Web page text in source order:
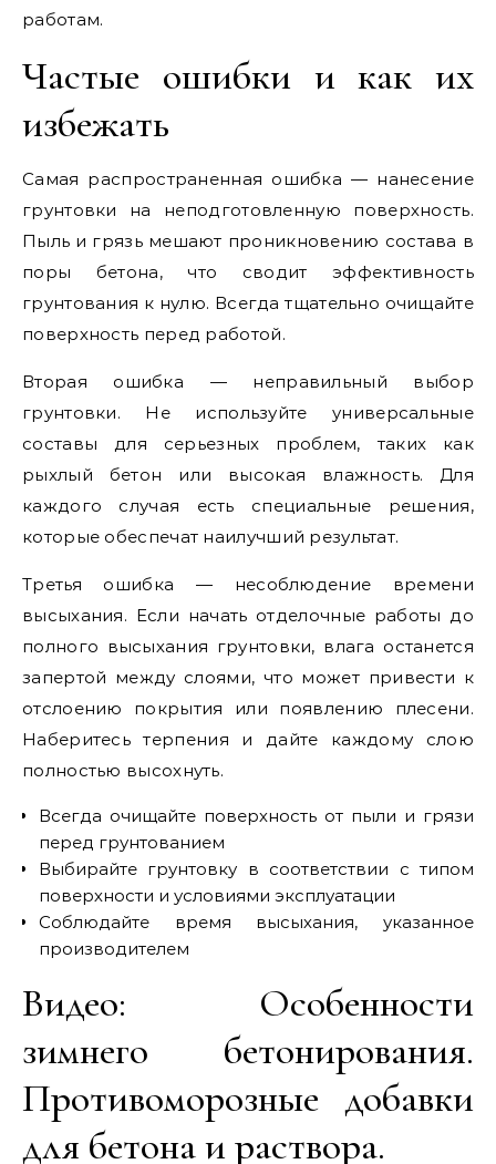
работам.
Частые ошибки и как их
избежать
Самая распространенная ошибка — нанесение
грунтовки на неподготовленную поверхность.
Пыль и грязь мешают проникновению состава в
поры бетона, что сводит эффективность
грунтования к нулю. Всегда тщательно очищайте
поверхность перед работой.
Вторая ошибка — неправильный выбор
грунтовки. Не используйте универсальные
составы для серьезных проблем, таких как
рыхлый бетон или высокая влажность. Для
каждого случая есть специальные решения,
которые обеспечат наилучший результат.
Третья ошибка — несоблюдение времени
высыхания. Если начать отделочные работы до
полного высыхания грунтовки, влага останется
запертой между слоями, что может привести к
отслоению покрытия или появлению плесени.
Наберитесь терпения и дайте каждому слою
полностью высохнуть.
Всегда очищайте поверхность от пыли и грязи
перед грунтованием
Выбирайте грунтовку в соответствии с типом
поверхности и условиями эксплуатации
Соблюдайте время высыхания, указанное
производителем
Видео: Особенности
зимнего бетонирования.
Противоморозные добавки
для бетона и раствора.